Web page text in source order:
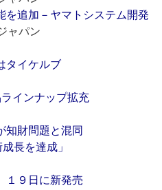
を追加－ヤマトシステム開発
ャパン
タイケルブ
インナップ拡充
知財問題と混同
長を達成」
１９日に新発売